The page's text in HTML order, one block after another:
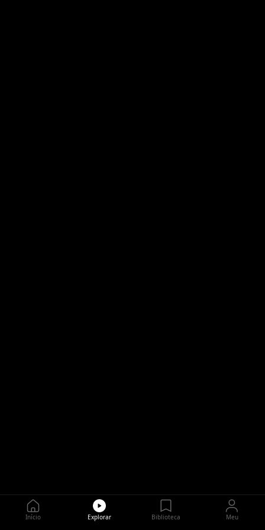
Início Explorar Biblioteca Meu